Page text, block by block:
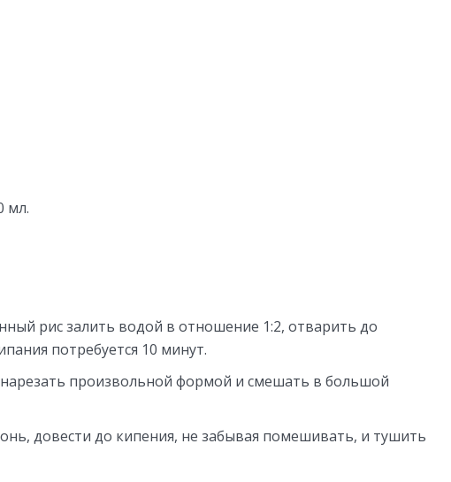
мл.
рис залить водой в отношение 1:2, отварить до
потребуется 10 минут.
произвольной формой и смешать в большой
довести до кипения, не забывая помешивать, и тушить